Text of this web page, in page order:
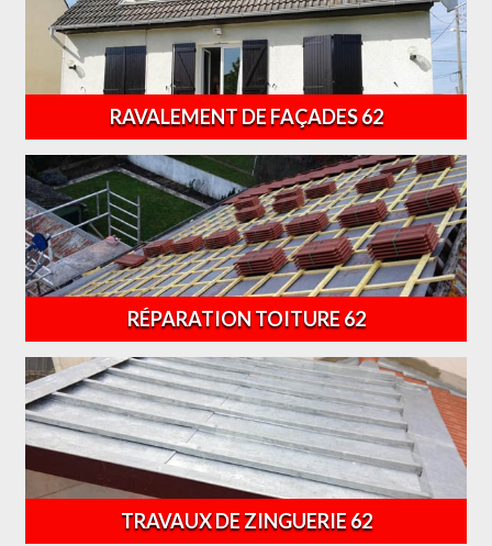
RAVALEMENT DE FAÇADES 62
RÉPARATION TOITURE 62
TRAVAUX DE ZINGUERIE 62